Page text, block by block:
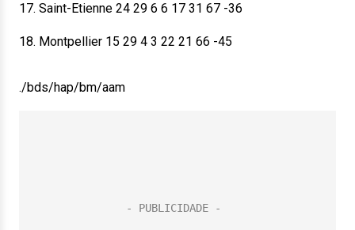
17. Saint-Etienne 24 29 6 6 17 31 67 -36
18. Montpellier 15 29 4 3 22 21 66 -45
./bds/hap/bm/aam